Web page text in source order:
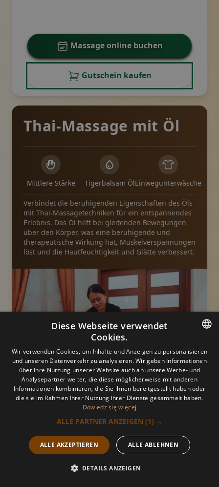
Massage online buchen
Gutschein kaufen
Thai-Massage mit Öl
Mittlere Stärke Tigerbalsam ÖlEinwegunterwäsche
Verbindet die beruhigenden Eigenschaften des Öls
mit Thai-Massagetechniken für ein entspannendes
Erlebnis. Das Öl hilft bei gleitenden Bewegungen
über den Körper, was eine beruhigende und
therapeutische Wirkung hat, Muskelverspannungen
löst und die Hautfeuchtigkeit und Glätte verbessert.
Preise
Eine geschwungene, braune
Dekoratives goldenes
Jetzt
POLISH
POLISH
ARABIC
FRENCH
RUSSIAN
Diese Webseite verwendet
Cookies.
Wir verwenden Cookies, um Inhalte und Anzeigen zu personalisieren
und unseren Datenverkehr zu analysieren. Wir geben Informationen
über Ihre Nutzung unserer Website auch an unsere Werbe- und
Analysepartner weiter, die diese möglicherweise mit anderen
Informationen kombinieren, die Sie ihnen bereitgestellt haben oder
die sie im Rahmen Ihrer Nutzung ihrer Dienste gesammelt haben.
Dowiedz się więcej
ALLE PARTNER ANZEIGEN (1) →
ALLE AKZEPTIEREN ALLE ABLEHNEN
DETAILS ANZEIGEN